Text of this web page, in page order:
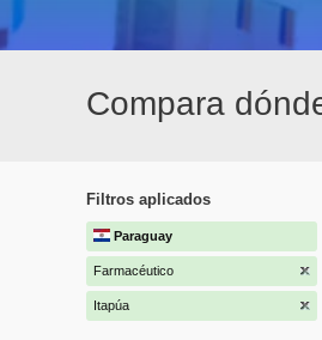
Compara
Filtros aplicados
Paraguay
Farmacéutico
Itapúa